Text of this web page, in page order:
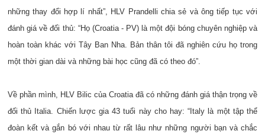
những thay đổi hợp lí nhất”, HLV Prandelli chia sẻ và ông tiếp tục với
đánh giá về đối thủ: “Họ (Croatia - PV) là một đội bóng chuyên nghiệp và
hoàn toàn khác với Tây Ban Nha. Bản thân tôi đã nghiên cứu họ trong
một thời gian dài và những bài học cũng đã có theo đó”.
Về phần mình, HLV Bilic của Croatia đã có những đánh giá thận trọng về
đối thủ Italia. Chiến lược gia 43 tuổi này cho hay: “Italy là một tập thể
đoàn kết và gắn bó với nhau từ rất lâu như những người bạn và chắc